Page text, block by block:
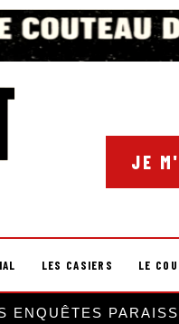
JE
LES CASIERS LE
ENQUÊTES